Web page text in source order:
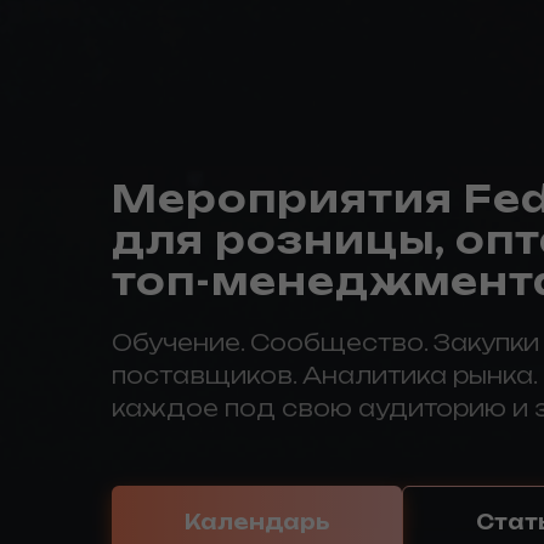
Мероприятия
для розницы,
топ-
Обучение. Сообщество.
поставщиков. Аналитика
каждое под свою аудиторию и
Календарь